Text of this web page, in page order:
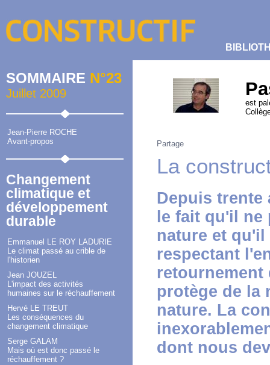
SOMMAIRE N°23
Juillet 2009
Jean-Pierre ROCHE
Avant-propos
Changement
climatique et
développement
durable
Emmanuel LE ROY LADURIE
Le climat passé au crible de
l'historien
Jean JOUZEL
L'impact des activités
humaines sur le réchauffement
Hervé LE TREUT
Les conséquences du
changement climatique
Serge GALAM
Mais où est donc passé le
réchauffement ?
est
Partage
La
Depuis trente
le fait qu'il
nature et
respectant
retournement
protège de la
nature. La
dont nous